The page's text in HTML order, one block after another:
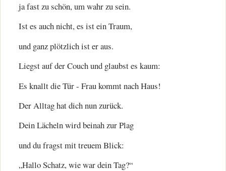
ja fast zu schön, um wahr zu sein.
Ist es auch nicht, es ist ein Traum,
und ganz plötzlich ist er aus.
Liegst auf der Couch und glaubst es kaum:
Es knallt die Tür - Frau kommt nach Haus!
Der Alltag hat dich nun zurück.
Dein Lächeln wird beinah zur Plag
und du fragst mit treuem Blick:
„Hallo Schatz, wie war dein Tag?“